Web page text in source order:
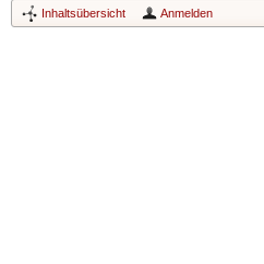
Inhaltsübersicht Anmelden